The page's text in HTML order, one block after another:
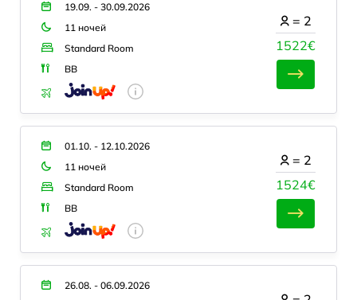
19.09. - 30.09.2026
11 ночей
Standard Room
BB
1522€
= 2
01.10. - 12.10.2026
11 ночей
Standard Room
BB
1524€
= 2
26.08. - 06.09.2026